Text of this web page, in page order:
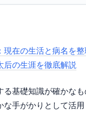
現在の生活と病名を
后の生涯を徹底解説
る基礎知識が確かな
手がかりとして活